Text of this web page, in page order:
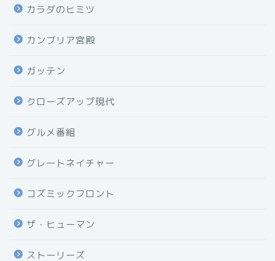
カラダのヒミツ
カンブリア宮殿
ガッテン
クローズアップ現代
グルメ番組
グレートネイチャー
コズミックフロント
ザ・ヒューマン
ストーリーズ